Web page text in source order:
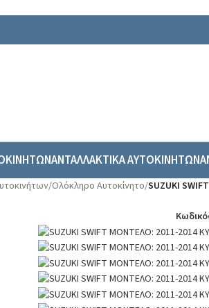
ΑΝΤΑΛΛΑΚΤΙΚΑ ΑΥΤΟΚΙΝΗΤΩΝ
/Ολόκληρο Αυτοκίνητο/SUZUKI